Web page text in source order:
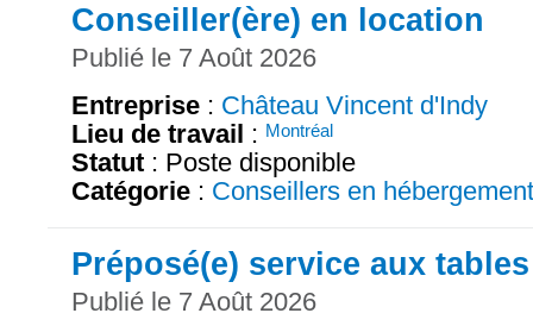
Conseiller(ère) en location
Publié le 7 Août 2026
Entreprise : Château Vincent d'Indy
Lieu de travail : Montréal
Statut : Poste disponible
Catégorie : Conseillers en hébergement
Préposé(e) service aux tables
Publié le 7 Août 2026